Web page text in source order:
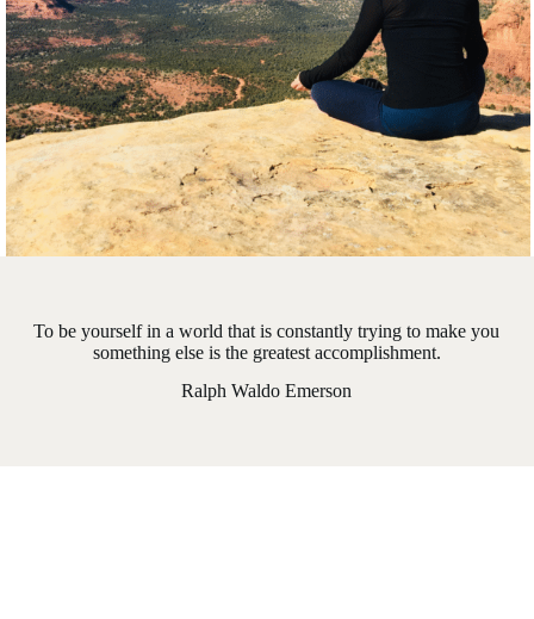
To be yourself in a world that is constantly trying to make you
something else is the greatest accomplishment.
Ralph Waldo Emerson